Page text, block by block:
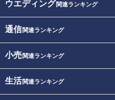
ウエディング関連ランキング
通信関連ランキング
小売関連ランキング
生活関連ランキング